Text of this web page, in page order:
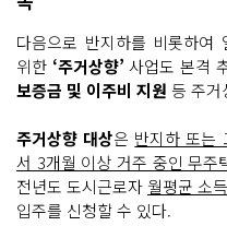
다음으로 반지하를 비롯하여
위한 ‘주거상향’ 사업도 본격
보증금 및 이주비 지원 등 주거
주거상향 대상은 반지하 또는
서 3개월 이상 거주 중인 무주
전년도 도시근로자 월평균 소
입주를 신청할 수 있다.